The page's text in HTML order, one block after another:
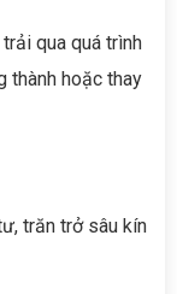
qua quá trình
thành hoặc thay
trăn trở sâu kín